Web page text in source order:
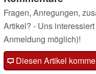
Fragen, Anregungen,
Artikel? - Uns
Anmeldung möglich)!
Diesen Artikel